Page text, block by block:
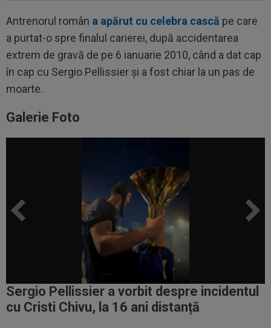
Antrenorul român a apărut cu celebra cască pe care
a purtat-o spre finalul carierei, după accidentarea
extrem de gravă de pe 6 ianuarie 2010, când a dat cap
în cap cu Sergio Pellissier și a fost chiar la un pas de
moarte.
Galerie Foto
Sergio Pellissier a vorbit despre incidentul
cu Cristi Chivu, la 16 ani distanță